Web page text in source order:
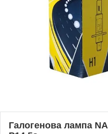
Галогенова лампа